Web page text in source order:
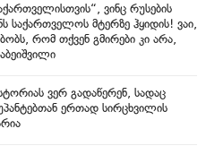
ვინც რუსების
საქართველოს მტერზე ჰყიდის! ვაი,
რომ თქვენ გმირები კი არა,
ვერ გადაწერენ, სადაც
ერთად სირცხვილის